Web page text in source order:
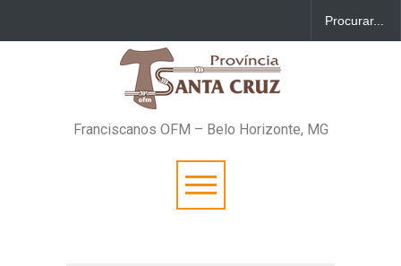
Franciscanos OFM – Belo Horizonte, MG